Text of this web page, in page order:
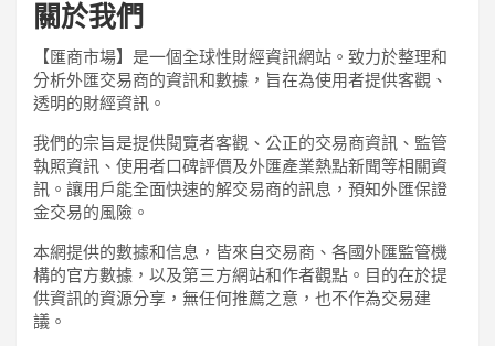
關於我們
【匯商市場】是一個全球性財經資訊網站。致力於整理和
分析外匯交易商的資訊和數據，旨在為使用者提供客觀、
透明的財經資訊。
我們的宗旨是提供閱覽者客觀、公正的交易商資訊、監管
執照資訊、使用者口碑評價及外匯產業熱點新聞等相關資
訊。讓用戶能全面快速的解交易商的訊息，預知外匯保證
金交易的風險。
本網提供的數據和信息，皆來自交易商、各國外匯監管機
構的官方數據，以及第三方網站和作者觀點。目的在於提
供資訊的資源分享，無任何推薦之意，也不作為交易建
議。